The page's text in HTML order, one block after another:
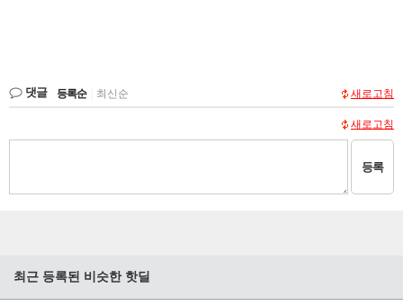
댓글 등록순 최신순 새로고침
새로고침
등록
최근 등록된 비슷한 핫딜